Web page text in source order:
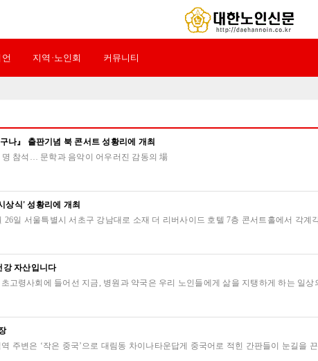
지역·노인회 커뮤니티
나』 출판기념 북 콘서트 성황리에 개최
참석… 문학과 음악이 어우러진 감동의 場
상식' 성황리에 개최
26일 서울특별시 서초구 강남대로 소재 더 리버사이드 호텔 7층 콘서트홀에서 각계
강 자산입니다
고령사회에 들어선 지금, 병원과 약국은 우리 노인들에게 삶을 지탱하게 하는 일
주변은 ‘작은 중국’으로 대림동 차이나타운답게 중국어로 적힌 간판들이 눈길을